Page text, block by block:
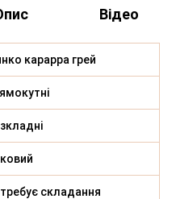
Відео
карарра грей
складання